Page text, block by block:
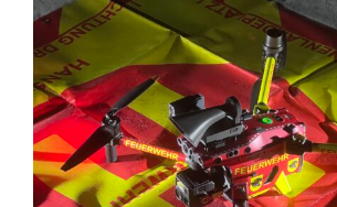
Aktuelles
Einsatzberichte